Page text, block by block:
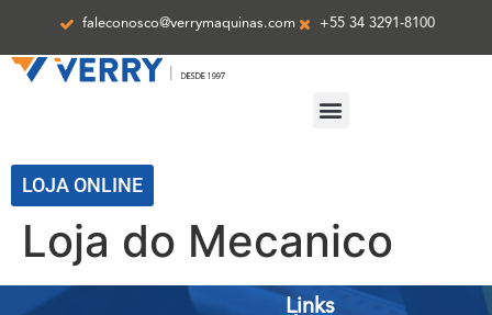
faleconosco@verrymaquinas.com +55 34 3291-8100
LOJA ONLINE
Loja do Mecanico
Links